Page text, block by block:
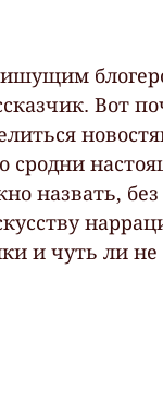
Вот
назвать,
и чуть ли